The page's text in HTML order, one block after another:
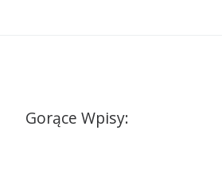
Gorące Wpisy: